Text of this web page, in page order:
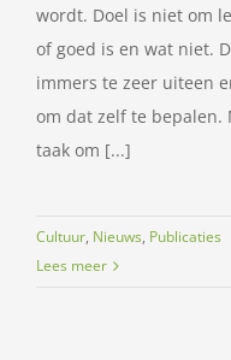
wordt. Doel is niet om
of goed is en wat niet.
immers te zeer uiteen
om dat zelf te bepalen.
taak om [...]
Cultuur, Nieuws, Publicaties
Lees meer